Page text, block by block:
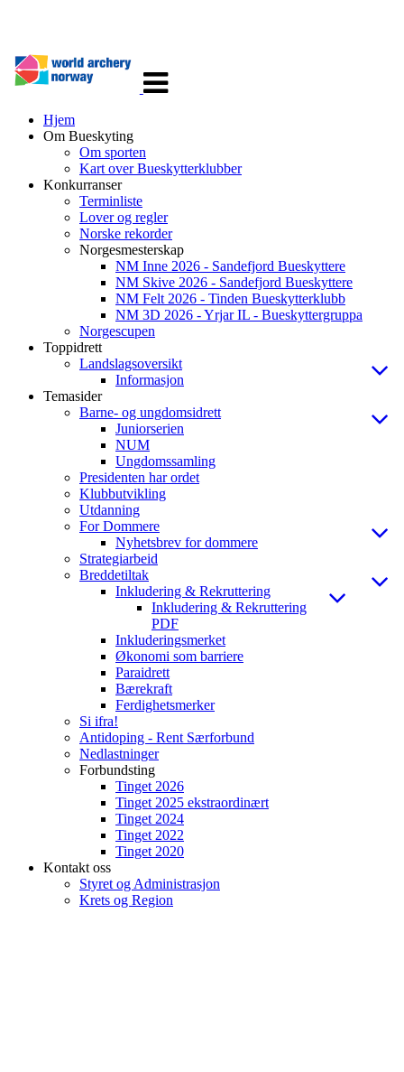
navigasjon
Hjem
Om Bueskyting
Om sporten
Kart over Bueskytterklubber
Konkurranser
Terminliste
Lover og regler
Norske rekorder
Norgesmesterskap
NM Inne 2026 - Sandefjord Bueskyttere
NM Skive 2026 - Sandefjord Bueskyttere
NM Felt 2026 - Tinden Bueskytterklubb
NM 3D 2026 - Yrjar IL - Bueskyttergruppa
Norgescupen
Toppidrett
Landslagsoversikt
Informasjon
Temasider
Barne- og ungdomsidrett
Juniorserien
NUM
Ungdomssamling
Presidenten har ordet
Klubbutvikling
Utdanning
For Dommere
Nyhetsbrev for dommere
Strategiarbeid
Breddetiltak
Inkludering & Rekruttering
Inkludering & Rekruttering
PDF
Inkluderingsmerket
Økonomi som barriere
Paraidrett
Bærekraft
Ferdighetsmerker
Si ifra!
Antidoping - Rent Særforbund
Nedlastninger
Forbundsting
Tinget 2026
Tinget 2025 ekstraordinært
Tinget 2024
Tinget 2022
Tinget 2020
Kontakt oss
Styret og Administrasjon
Krets og Region